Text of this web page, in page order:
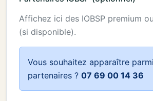
Affichez ici des IOBSP premium
(si disponible).
Vous souhaitez apparaître
partenaires ? 07 69 00 14 36